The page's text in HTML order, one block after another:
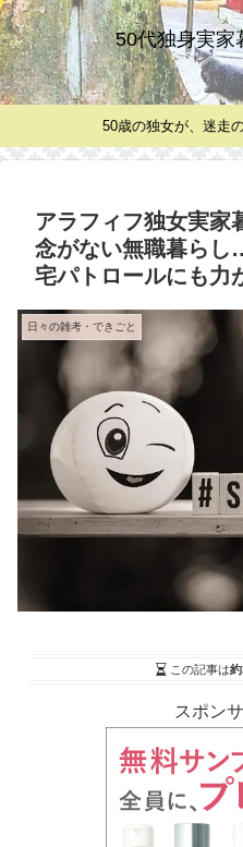
50代独身実家
50歳の独女が、迷走
アラフィフ独女実
念がない無職暮ら
宅パトロールにも力
日々の雑考・できごと
この記事は
スポン